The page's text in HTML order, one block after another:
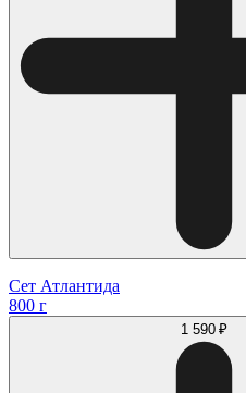
Сет Атлантида
800 г
1 590 ₽